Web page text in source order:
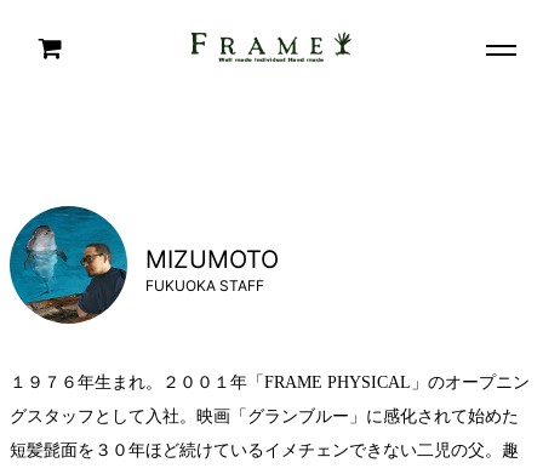
MIZUMOTO
FUKUOKA STAFF
１９７６年生まれ。２００１年「FRAME PHYSICAL」のオープニン
グスタッフとして入社。映画「グランブルー」に感化されて始めた
短髪髭面を３０年ほど続けているイメチェンできない二児の父。趣